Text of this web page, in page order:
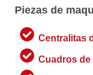
Piezas de
Centralitas
Cuadros